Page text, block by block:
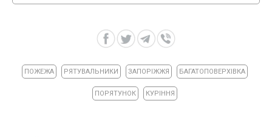
ПОЖЕЖА РЯТУВАЛЬНИКИ ЗАПОРІЖЖЯ БАГАТОПОВЕРХІВКА
ПОРЯТУНОК КУРІННЯ